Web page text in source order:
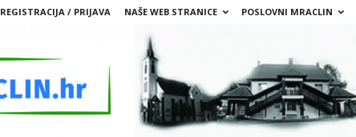
REGISTRACIJA / PRIJAVA NAŠE WEB STRANICE POSLOVNI MRACLIN